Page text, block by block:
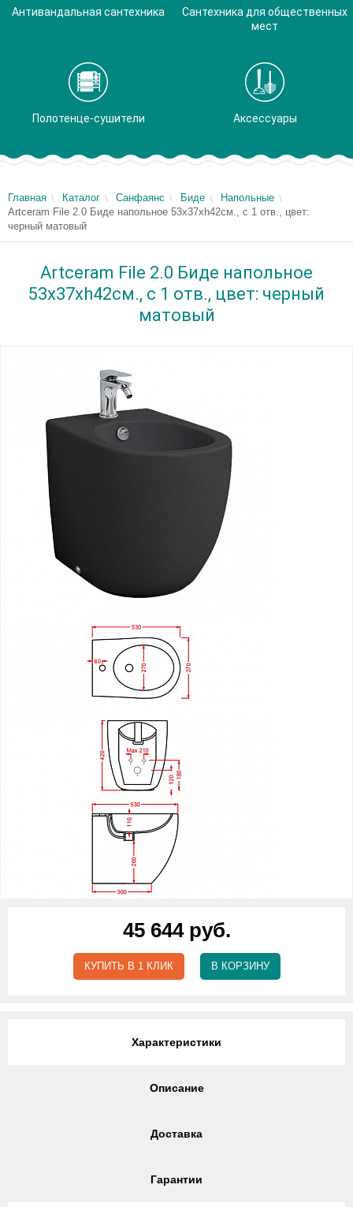
Антивандальная сантехника
Сантехника для общественных
мест
Полотенце-сушители Аксессуары
Главная Каталог Санфаянс Биде
Напольные
Artceram File 2.0 Биде напольное 53х37хh42см., c 1 отв., цвет:
черный матовый
Artceram File 2.0 Биде напольное
53х37хh42см., c 1 отв., цвет: черный
матовый
45 644 руб.
КУПИТЬ В 1 КЛИК В КОРЗИНУ
Характеристики
Описание
Доставка
Гарантии